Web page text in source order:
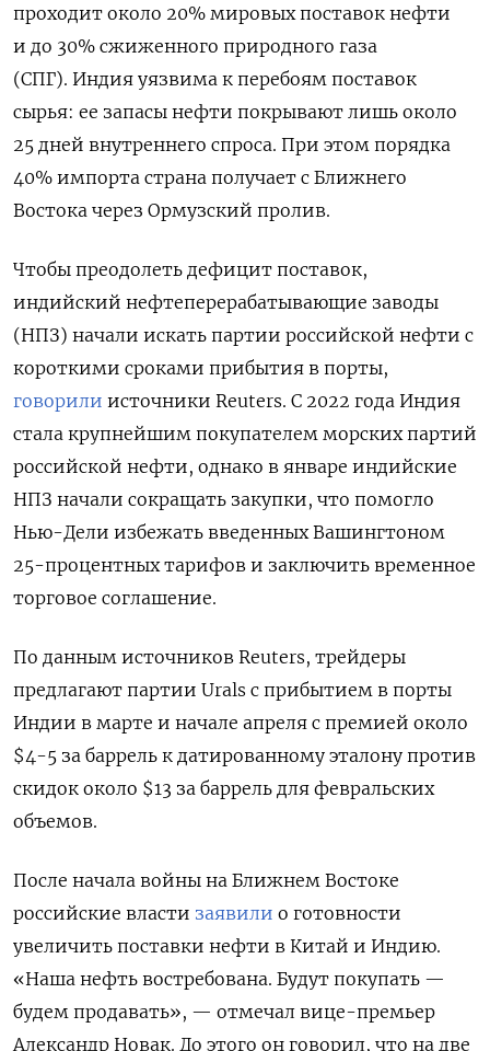
проходит около 20% мировых поставок нефти
и до 30% сжиженного природного газа
(СПГ). Индия ​уязвима к ​перебоям поставок
⁠сырья: ее запасы нефти покрывают лишь ‌около
25 дней внутреннего ‌спроса. При этом порядка
40% импорта страна получает с Ближнего
Востока через ​Ормузский пролив.
Чтобы преодолеть дефицит поставок,
индийский нефтеперерабатывающие заводы
(НПЗ) начали искать партии российской нефти с
короткими сроками прибытия в порты,
говорили источники Reuters. С 2022 года Индия
стала крупнейшим ‌покупателем морских партий
российской нефти, однако в январе ​индийские
НПЗ начали сокращать закупки, что помогло
Нью-Дели ‌избежать введенных Вашингтоном
25-процентных тарифов и заключить временное
торговое соглашение.
По данным источников Reuters, трейдеры
предлагают партии Urals с прибытием в порты
Индии в марте и начале апреля с премией около
$4-5 за баррель ​к датированному эталону ⁠против
скидок около $13 за баррель для февральских
объемов.
После начала войны на Ближнем Востоке
российские власти заявили о готовности
увеличить поставки нефти в Китай и Индию.
«Наша ​нефть востребована. Будут покупать —
будем ‌продавать», — отмечал вице-премьер
Александр Новак. До этого он говорил, что на две